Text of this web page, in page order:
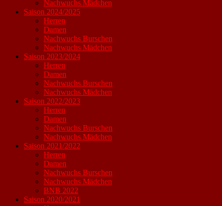
Nachwuchs Mädchen
Saison 2024/2025
Herren
Damen
Nachwuchs Burschen
Nachwuchs Mädchen
Saison 2023/2024
Herren
Damen
Nachwuchs Burschen
Nachwuchs Mädchen
Saison 2022/2023
Herren
Damen
Nachwuchs Burschen
Nachwuchs Mädchen
Saison 2021/2022
Herren
Damen
Nachwuchs Burschen
Nachwuchs Mädchen
BNB 2022
Saison 2020/2021